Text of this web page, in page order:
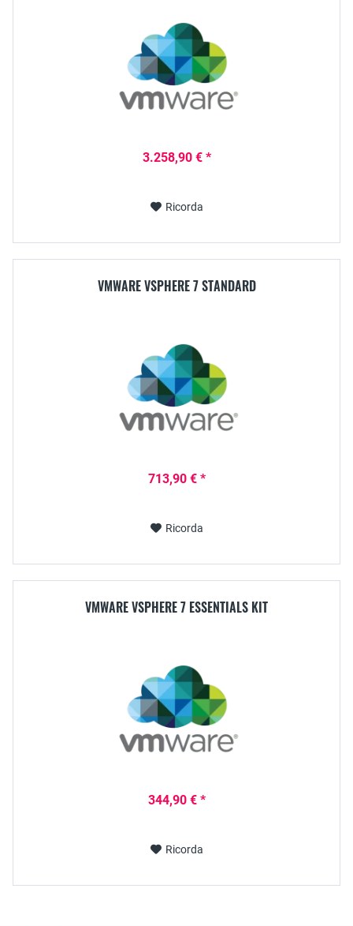
3.258,90 € *
Ricorda
VMWARE VSPHERE 7 STANDARD
713,90 € *
Ricorda
VMWARE VSPHERE 7 ESSENTIALS KIT
344,90 € *
Ricorda